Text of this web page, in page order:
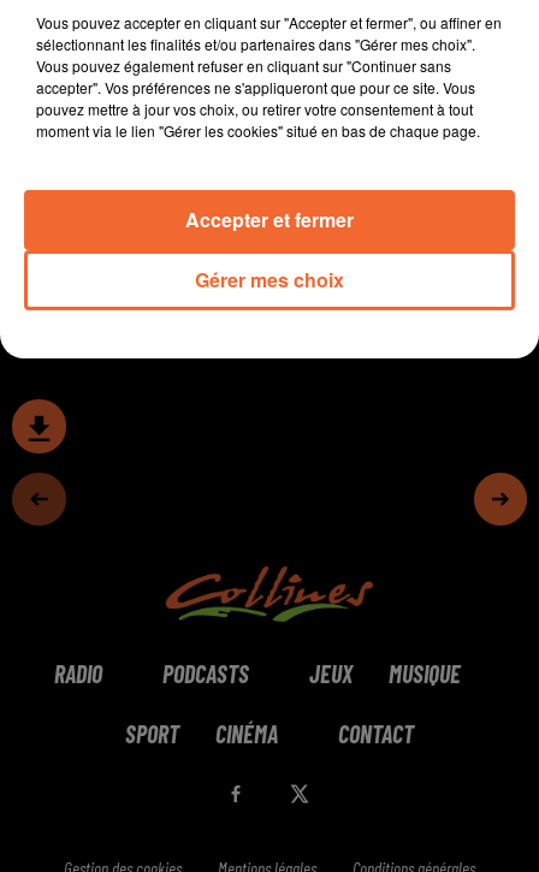
poules pondeuses. Deux ventes sont prévues cette de
semaine en deux-sèvres.
La troupe mauléonaise " Les Compagnons de la Tour "
retrouve les planches dès ce mardi pour donner " La
quête du St Macaron " écrite et mise en scène par
Les premières " Foulées Irlandaises " samedi dernier à
Nueil-les-Aubiers ont été un succès en faveur de
0:00 14 min 32 sec
RADIO PODCASTS JEUX MUSIQUE
SPORT CINÉMA CONTACT
Vous pouvez accepter en cliquant sur "Accepter et fermer", ou affiner en
sélectionnant les finalités et/ou partenaires dans "Gérer mes choix".
Vous pouvez également refuser en cliquant sur "Continuer sans
accepter". Vos préférences ne s'appliqueront que pour ce site. Vous
pouvez mettre à jour vos choix, ou retirer votre consentement à tout
moment via le lien "Gérer les cookies" situé en bas de chaque page.
Gérer mes choix
Accepter et fermer